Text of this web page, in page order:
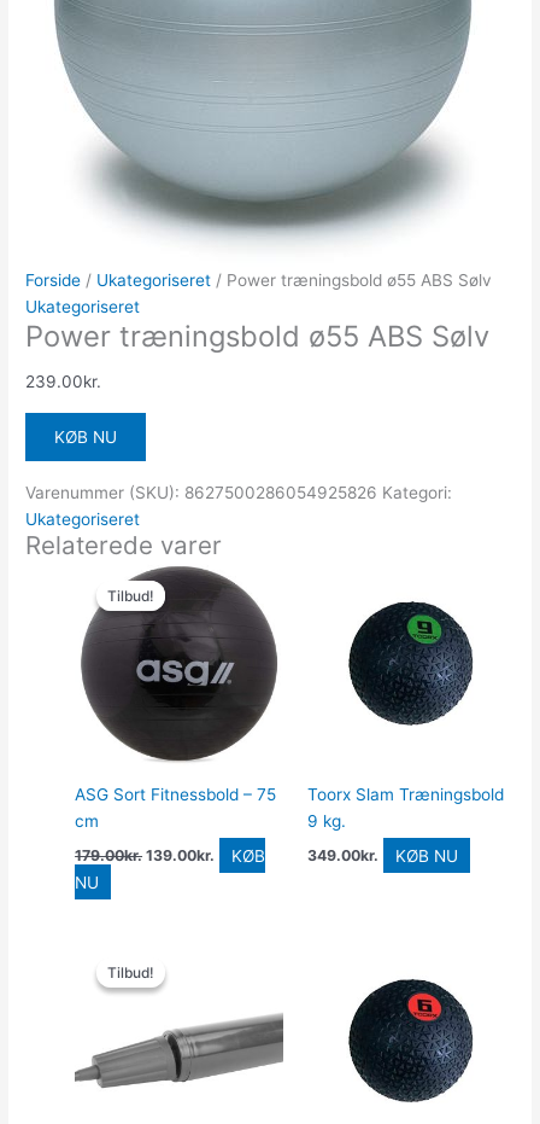
Forside / Ukategoriseret / Power træningsbold ø55 ABS Sølv
Ukategoriseret
Power træningsbold ø55 ABS Sølv
239.00kr.
KØB NU
Varenummer (SKU): 8627500286054925826 Kategori:
Ukategoriseret
Relaterede varer
Tilbud!
Tilbud!
ASG Sort Fitnessbold – 75
cm
179.00kr.
Den
oprindelige
pris
var:
179.00kr..
139.00kr.
aktuelle
139.00kr..
KØB
NU
Toorx Slam Træningsbold
9 kg.
349.00kr. KØB NU
Tilbud!
Tilbud!
oprindelige
pris
100.00kr..18.00kr..